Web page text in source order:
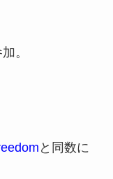
。
と同数に